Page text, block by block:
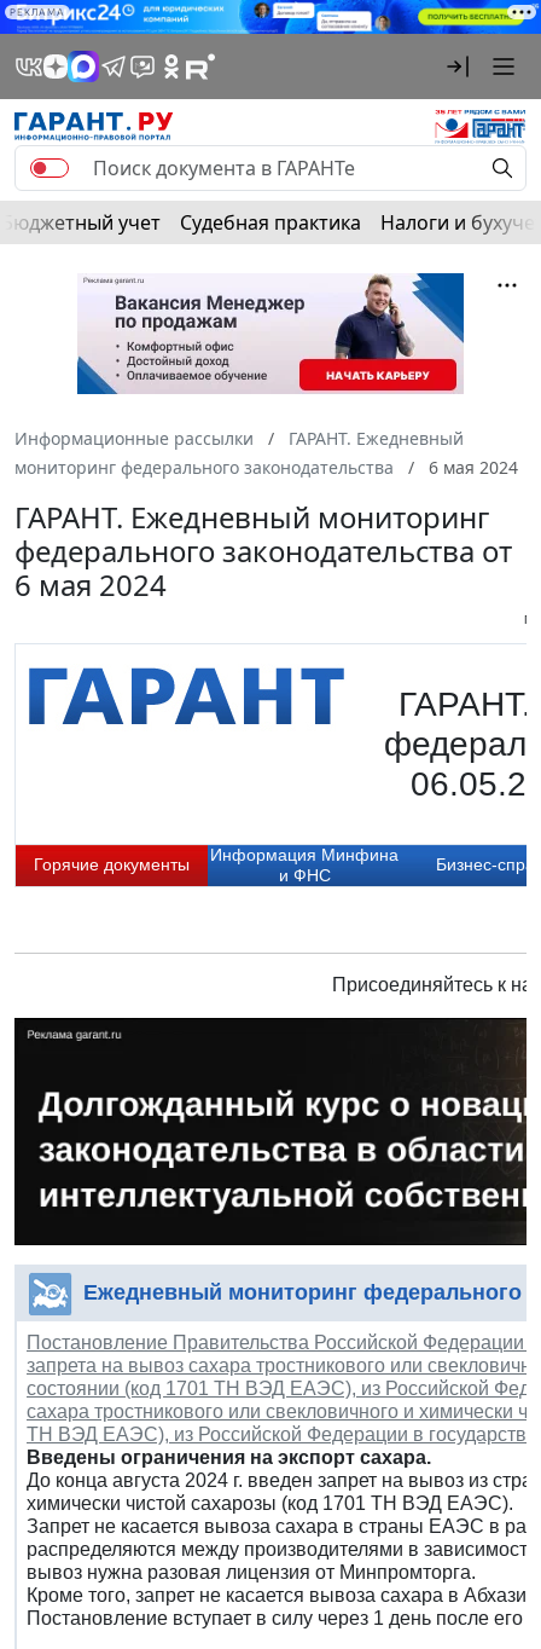
РЕКЛАМА
Бюджетный учет Судебная практика Налоги и
Информационные рассылки
ГАРАНТ. Ежедневный
мониторинг федерального законодательства
6 мая 2024
ГАРАНТ. Ежедневный мониторинг
федерального законодательства от
6 мая 2024
ГАРАНТ.
Горячие документы
Информация Минфина
и ФНС
Бизнес-
Присоединяйтесь к
Ежедневный мониторинг федерального
Постановление Правительства Российской Федерации
запрета на вывоз сахара тростникового или
состоянии (код 1701 ТН ВЭД ЕАЭС), из Российской
сахара тростникового или свекловичного и химически
ТН ВЭД ЕАЭС), из Российской Федерации в государства
Введены ограничения на экспорт сахара.
До конца августа 2024 г. введен запрет на вывоз из
химически чистой сахарозы (код 1701 ТН ВЭД ЕАЭС).
Запрет не касается вывоза сахара в страны ЕАЭС в
распределяются между производителями в
вывоз нужна разовая лицензия от Минпромторга.
Кроме того, запрет не касается вывоза сахара в
Постановление вступает в силу через 1 день после его